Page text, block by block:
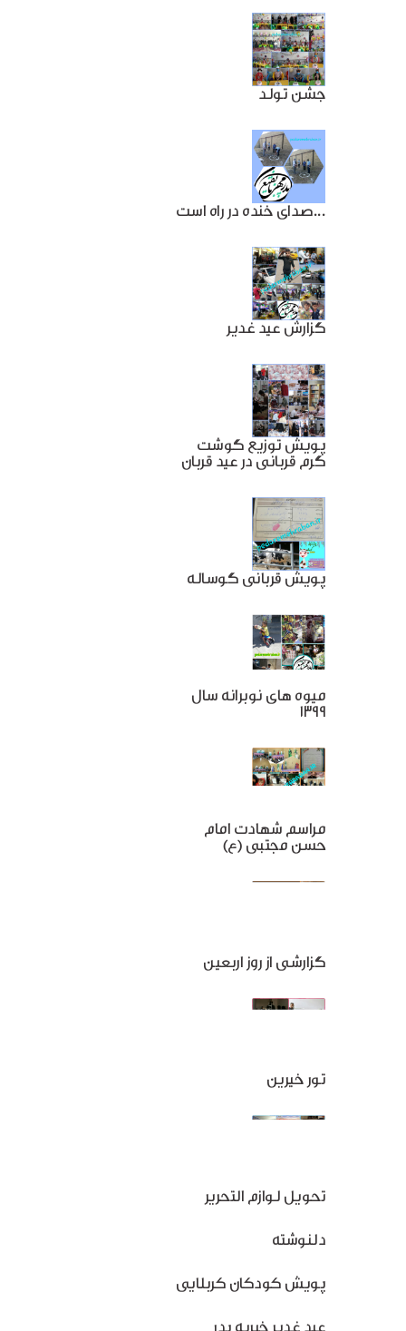
جشن تولد
صدای خنده در راه است...
گزارش عید غدیر
پویش توزیع گوشت
گرم قربانی در عید قربان
پویش قربانی گوساله
میوه های نوبرانه سال
1399
مراسم شهادت امام
حسن مجتبی (ع)
گزارشی از روز اربعین
تور خیرین
تحویل لوازم التحریر